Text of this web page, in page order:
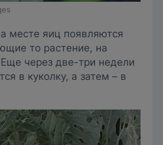
месте яиц появляются
то растение, на
через две-три недели
в куколку, а затем – в